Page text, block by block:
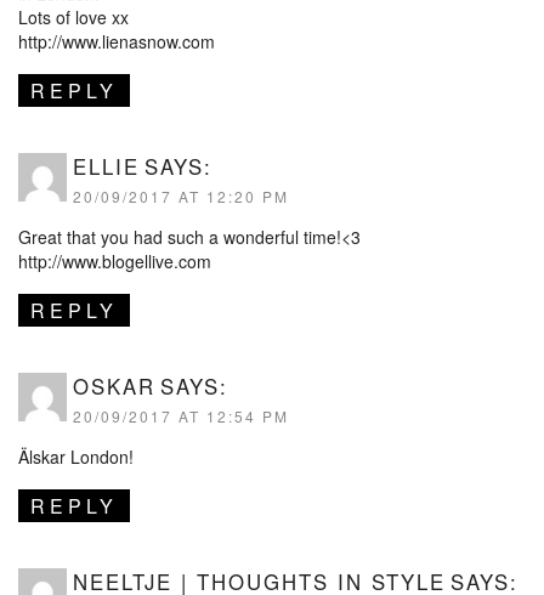
Lots of love xx
http://www.lienasnow.com
REPLY
ELLIE SAYS:
20/09/2017 AT 12:20 PM
Great that you had such a wonderful time!<3
http://www.blogellive.com
REPLY
OSKAR SAYS:
20/09/2017 AT 12:54 PM
Älskar London!
REPLY
NEELTJE | THOUGHTS IN STYLE SAYS: